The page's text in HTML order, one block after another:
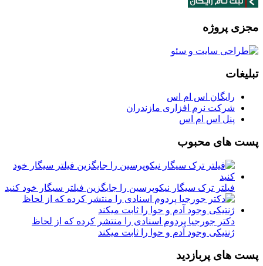
مجزی پروژه
تبلیغات
رایگان اس ام اس
شرکت نرم افزاری مازندران
پنل اس ام اس
پست های محبوب
فیلتر ترک سیگار نیکوپرسین را جایگزین فیلتر سیگار خود کنید
دکتر جورجیا پردوم اسنادی را منتشر کرده که از لحاظ
ژنتیکی وجود آدم و حوا را ثابت میکند
پست های پربازدید